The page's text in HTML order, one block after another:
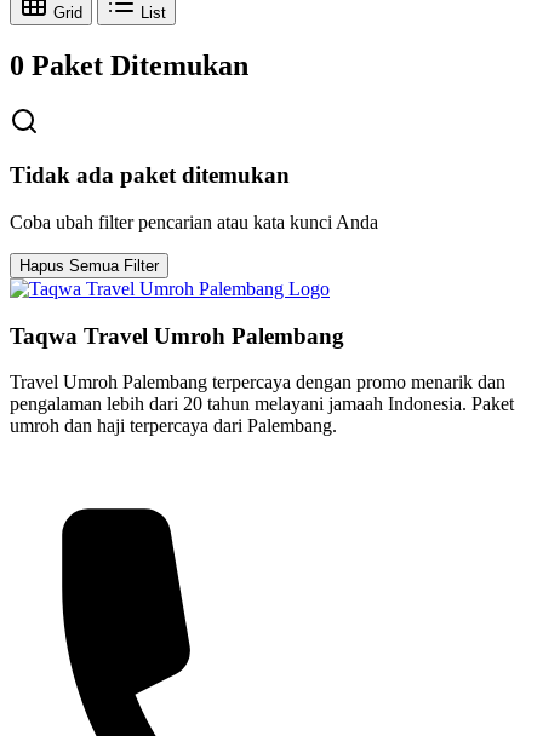
Grid List
0 Paket Ditemukan
Tidak ada paket ditemukan
Coba ubah filter pencarian atau kata kunci Anda
Hapus Semua Filter
Taqwa Travel Umroh Palembang
Travel Umroh Palembang terpercaya dengan promo menarik dan
pengalaman lebih dari 20 tahun melayani jamaah Indonesia. Paket
umroh dan haji terpercaya dari Palembang.